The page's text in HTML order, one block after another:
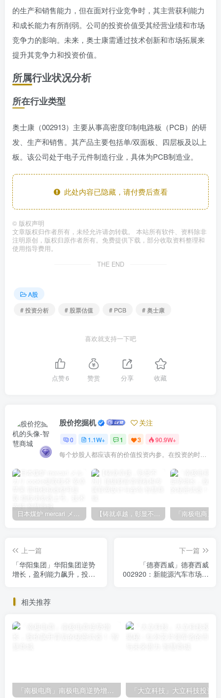
的生产和销售能力，但在面对行业竞争时，其主营获利能力
和成长能力有所削弱。公司的投资价值受其经营业绩和市场
竞争力的影响。未来，奥士康需通过技术创新和市场拓展来
提升其竞争力和投资价值。
所属行业状况分析
所在行业类型
奥士康（002913）主要从事高密度印制电路板（PCB）的研
发、生产和销售。其产品主要包括单/双面板、四层板及以上
板。该公司处于电子元件制造行业，具体为PCB制造业。
此处内容已隐藏，请付费后查看
© 版权声明
文章版权归作者所有，未经允许请勿转载。 本站所有软件、资料除非
注明原创，版权归原作者所有。免费提供下载，部分收取资料整理和
使用指导费用。
THE END
A股
# 投资分析
# 股票估值 # PCB # 奥士康
喜欢就支持一下吧
点赞6 赞赏 分享 收藏
股价挖掘机 关注
0 1.1W+ 1 3 90.9W+
每个炒股人都应该有的价值投资内参。在投资的时候，我们把自己看成是企业分析师——而不是市场分析师，也不是宏观经济分析师，更不是证券分析师。
日本煤炉 mercari メルカリ cookie提取技术 安卓 苹果 雷电模拟器都可提取,指纹浏览器上号。技术支持 【铸就卓越，彰显不凡】顶级财富管理机构专属官网设计与咨询
上一篇
「华阳集团」华阳集团逆势
增长，盈利能力飙升，投资
下一篇
「德赛西威」德赛西威
002920：新能源汽车市场宠
相关推荐
「南极电商」南极电商逆势增长，股价飙升背后的秘密武器！